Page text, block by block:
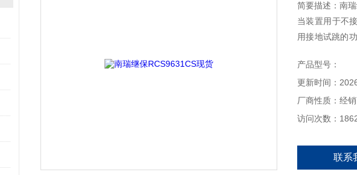
简要描述：南
当装置用于不
用接地试跳的
当装置用于小
法来隔离故障
为定时限保护
产品型号：
更新时间：
厂商性质：经
访问次数：
联系